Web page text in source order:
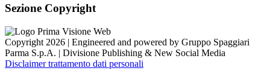
Sezione Copyright
Copyright 2026 | Engineered and powered by Gruppo Spaggiari
Parma S.p.A. | Divisione Publishing & New Social Media
Disclaimer trattamento dati personali